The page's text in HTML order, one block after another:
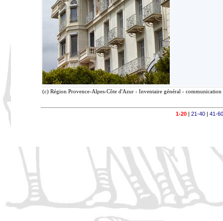
(c) Région Provence-Alpes-Côte d'Azur - Inventaire général -
1-20 | 21-40 | 41-60